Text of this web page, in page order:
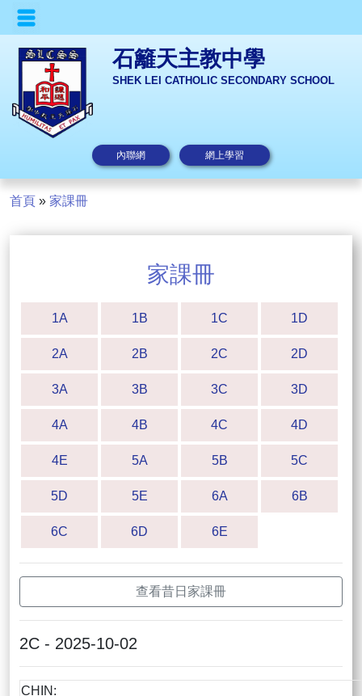
石籬天主教中學
SHEK LEI CATHOLIC SECONDARY SCHOOL
內聯網 網上學習
首頁 » 家課冊
家課冊
1A 1B 1C 1D
2A 2B 2C 2D
3A 3B 3C 3D
4A 4B 4C 4D
4E 5A 5B 5C
5D 5E 6A 6B
6C 6D 6E
查看昔日家課冊
2C - 2025-10-02
CHIN: